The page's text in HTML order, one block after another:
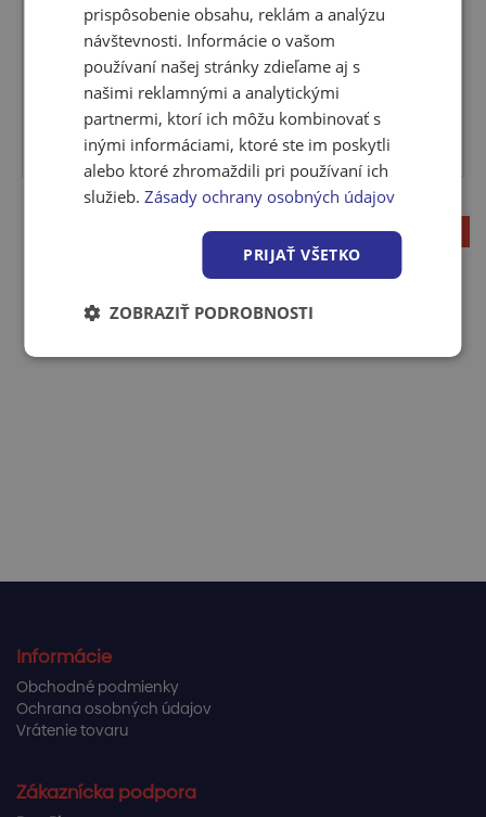
Plné interiérové dvere nadčasového dizajnu Solodoor
Snow 24....
Viac variantov
Viac variantov
Skladom u dodávateľa
Informácie
Obchodné podmienky
Ochrana osobných údajov
Vrátenie tovaru
Zákaznícka podpora
prispôsobenie obsahu, reklám a analýzu
návštevnosti. Informácie o vašom
používaní našej stránky zdieľame aj s
našimi reklamnými a analytickými
partnermi, ktorí ich môžu kombinovať s
inými informáciami, ktoré ste im poskytli
alebo ktoré zhromaždili pri používaní ich
služieb.Zásady ochrany osobných údajov
PRIJAŤ VŠETKO
ZOBRAZIŤ PODROBNOSTI